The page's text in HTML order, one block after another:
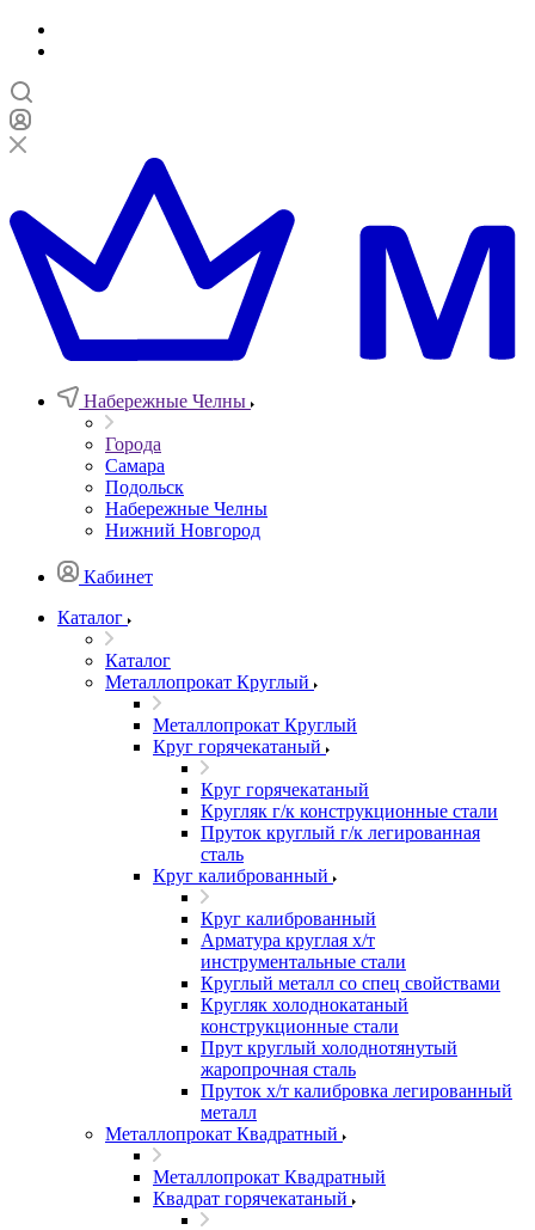
Набережные Челны
Города
Самара
Подольск
Набережные Челны
Нижний Новгород
Кабинет
Каталог
Каталог
Металлопрокат Круглый
Металлопрокат Круглый
Круг горячекатаный
Круг горячекатаный
Кругляк г/к конструкционные стали
Пруток круглый г/к легированная
сталь
Круг калиброванный
Круг калиброванный
Арматура круглая х/т
инструментальные стали
Круглый металл со спец свойствами
Кругляк холоднокатаный
конструкционные стали
Прут круглый холоднотянутый
жаропрочная сталь
Пруток х/т калибровка легированный
металл
Металлопрокат Квадратный
Металлопрокат Квадратный
Квадрат горячекатаный